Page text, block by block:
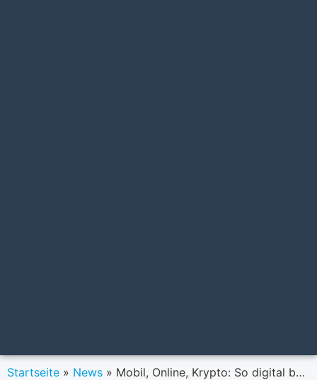
Startseite » News » Mobil, Online, Krypto: So digital bezahlt Österreich 2022 laut VISA